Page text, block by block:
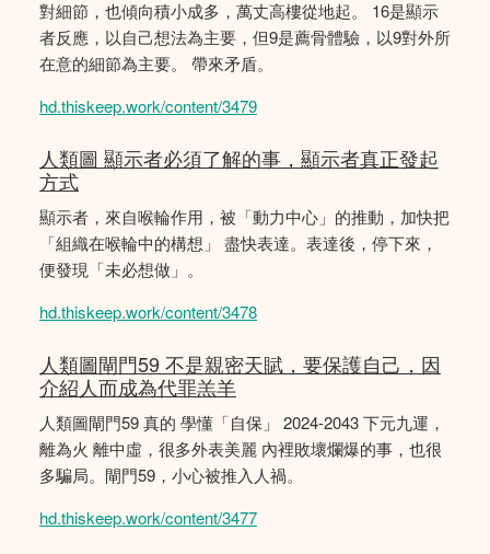
對細節，也傾向積小成多，萬丈高樓從地起。 16是顯示
者反應，以自己想法為主要，但9是薦骨體驗，以9對外所
在意的細節為主要。 帶來矛盾。
hd.thiskeep.work/content/3479
人類圖 顯示者必須了解的事，顯示者真正發起
方式
顯示者，來自喉輪作用，被「動力中心」的推動，加快把
「組織在喉輪中的構想」 盡快表達。表達後，停下來，
便發現「未必想做」。
hd.thiskeep.work/content/3478
人類圖閘門59 不是親密天賦，要保護自己，因
介紹人而成為代罪羔羊
人類圖閘門59 真的 學懂「自保」 2024-2043 下元九運，
離為火 離中虛，很多外表美麗 內裡敗壞爛爆的事，也很
多騙局。閘門59，小心被推入人禍。
hd.thiskeep.work/content/3477